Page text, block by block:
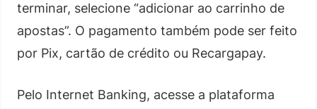
terminar, selecione “adicionar ao carrinho de
apostas”. O pagamento também pode ser feito
por Pix, cartão de crédito ou Recargapay.
Pelo Internet Banking, acesse a plataforma